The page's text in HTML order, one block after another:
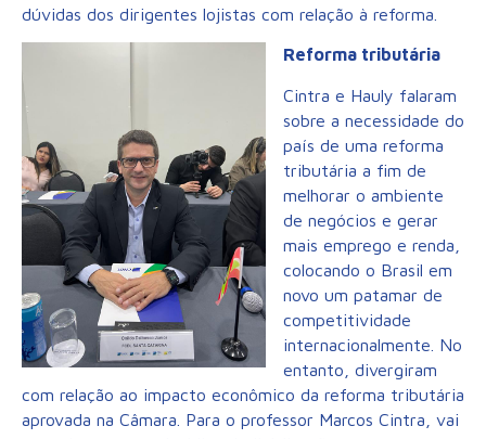
dúvidas dos dirigentes lojistas com relação à reforma.
Reforma tributária
Cintra e Hauly falaram
sobre a necessidade do
país de uma reforma
tributária a fim de
melhorar o ambiente
de negócios e gerar
mais emprego e renda,
colocando o Brasil em
novo um patamar de
competitividade
internacionalmente. No
entanto, divergiram
com relação ao impacto econômico da reforma tributária
aprovada na Câmara. Para o professor Marcos Cintra, vai